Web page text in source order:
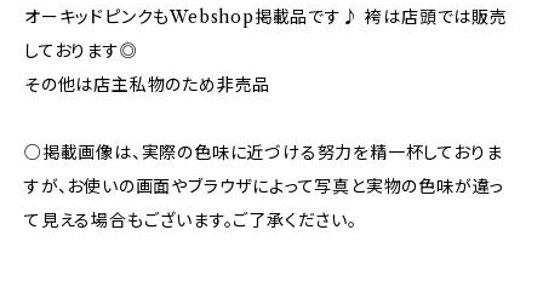
オーキッドピンクもWebshop掲載品です♪ 袴は店頭では販売
しております◎
その他は店主私物のため非売品
○掲載画像は、実際の色味に近づける努力を精一杯しておりま
すが、お使いの画面やブラウザによって写真と実物の色味が違っ
て見える場合もございます。ご了承ください。